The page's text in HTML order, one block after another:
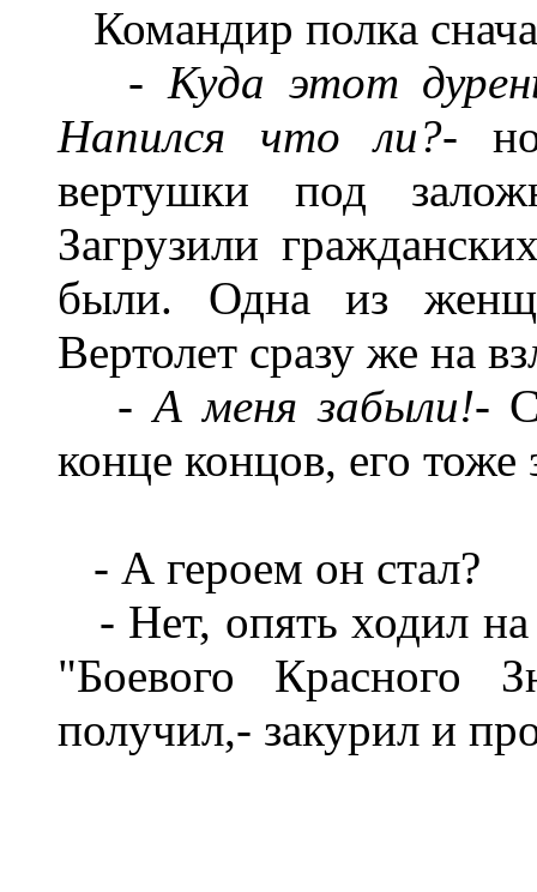
Командир полка
- Куда этот
Напился что ли?-
вертушки под
Загрузили
были. Одна из
Вертолет сразу же на
- А меня забыли!-
конце концов, его тоже
- А героем он стал?
- Нет, опять ходил
"Боевого Красного
получил,- закурил и